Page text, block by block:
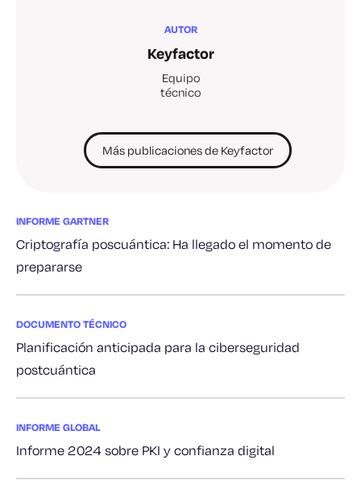
AUTOR
Keyfactor
Equipo
técnico
Más publicaciones de Keyfactor
INFORME GARTNER
Criptografía poscuántica: Ha llegado el momento de
prepararse
DOCUMENTO TÉCNICO
Planificación anticipada para la ciberseguridad
postcuántica
INFORME GLOBAL
Informe 2024 sobre PKI y confianza digital